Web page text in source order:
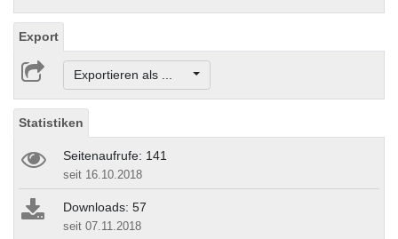
Export
Exportieren als ...
Statistiken
Seitenaufrufe: 141
seit 16.10.2018
Downloads: 57
seit 07.11.2018